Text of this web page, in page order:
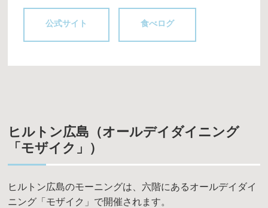
公式サイト 食べログ
ヒルトン広島（オールデイダイニング
「モザイク」）
ヒルトン広島のモーニングは、六階にあるオールデイダイ
ニング「モザイク」で開催されます。